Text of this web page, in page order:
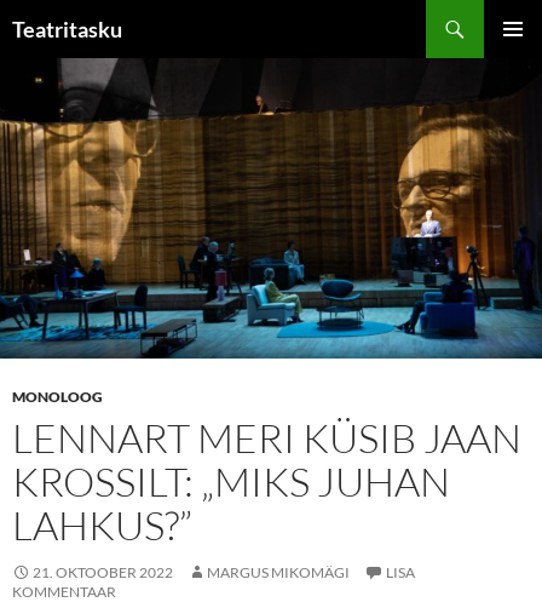
sisu
Teatritasku
MONOLOOG
LENNART MERI KÜSIB JAAN
KROSSILT: „MIKS JUHAN
LAHKUS?”
21. OKTOOBER 2022 MARGUS MIKOMÄGI
LISA
KOMMENTAAR